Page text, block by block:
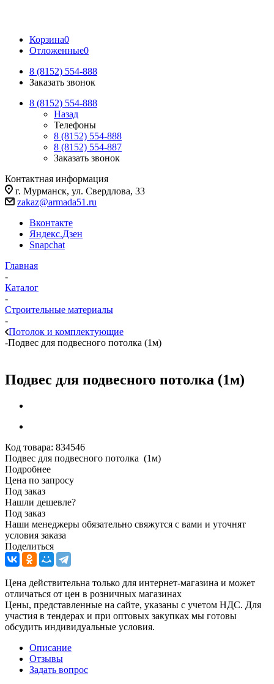
Корзина0
Отложенные0
8 (8152) 554-888
Заказать звонок
8 (8152) 554-888
Назад
Телефоны
8 (8152) 554-888
8 (8152) 554-887
Заказать звонок
Контактная информация
г. Мурманск, ул. Свердлова, 33
zakaz@armada51.ru
Вконтакте
Яндекс.Дзен
Snapchat
Главная
-
Каталог
-
Строительные материалы
-
Потолок и комплектующие
-Подвес для подвесного потолка (1м)
Подвес для подвесного потолка (1м)
Код товара: 834546
Подвес для подвесного потолка (1м)
Подробнее
Цена по запросу
Под заказ
Нашли дешевле?
Под заказ
Наши менеджеры обязательно свяжутся с вами и уточнят
условия заказа
Поделиться
Цена действительна только для интернет-магазина и может
отличаться от цен в розничных магазинах
Цены, представленные на сайте, указаны с учетом НДС. Для
участия в тендерах и при оптовых закупках мы готовы
обсудить индивидуальные условия.
Описание
Отзывы
Задать вопрос